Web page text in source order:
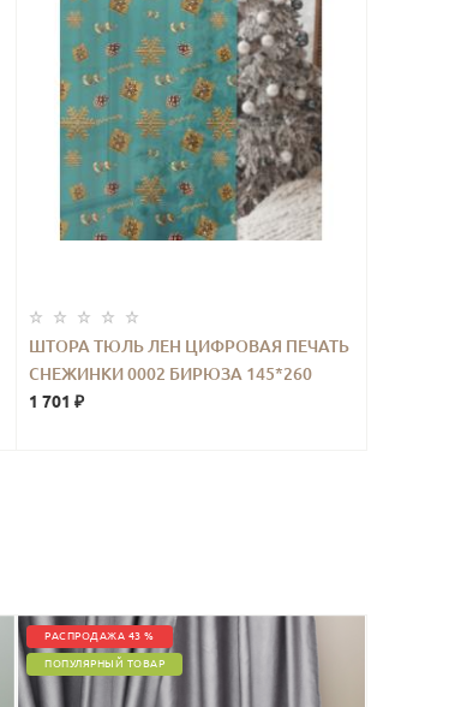
ШТОРА ТЮЛЬ ЛЕН ЦИФРОВАЯ ПЕЧАТЬ
СНЕЖИНКИ 0002 БИРЮЗА 145*260
1 701 ₽
РАСПРОДАЖА 43 %
ПОПУЛЯРНЫЙ ТОВАР